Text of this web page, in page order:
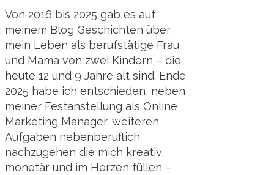
Von 2016 bis 2025 gab es auf
meinem Blog Geschichten über
mein Leben als berufstätige Frau
und Mama von zwei Kindern – die
heute 12 und 9 Jahre alt sind. Ende
2025 habe ich entschieden, neben
meiner Festanstellung als Online
Marketing Manager, weiteren
Aufgaben nebenberuflich
nachzugehen die mich kreativ,
monetär und im Herzen füllen –